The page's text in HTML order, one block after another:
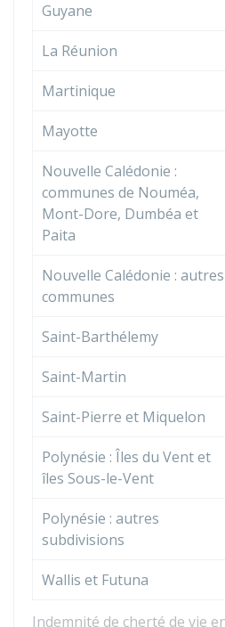
Indemnité de cherté de vie
Guyane
La Réunion
Martinique
Mayotte
Nouvelle Calédonie :
communes de Nouméa,
Mont-Dore, Dumbéa et
Paita
Nouvelle Calédonie : autres
communes
Saint-Barthélemy
Saint-Martin
Saint-Pierre et Miquelon
Polynésie : Îles du Vent et
îles Sous-le-Vent
Polynésie : autres
subdivisions
Wallis et Futuna